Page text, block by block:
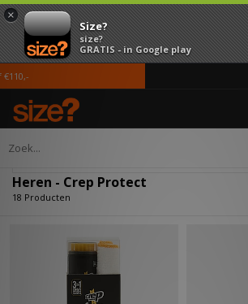
×
Size?
size?
GRATIS - in Google play
Home Heren
Heren - Crep Protect
18 Producten